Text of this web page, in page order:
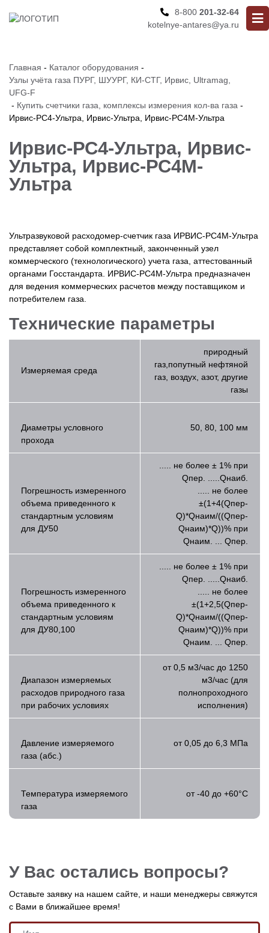
8-800 201-32-64
kotelnye-antares@ya.ru
Главная - Каталог оборудования -
Узлы учёта газа ПУРГ, ШУУРГ, КИ-СТГ, Ирвис, Ultramag,
UFG-F
- Купить счетчики газа, комплексы измерения кол-ва газа -
Ирвис-РС4-Ультра, Ирвис-Ультра, Ирвис-РС4М-Ультра
Ирвис-РС4-Ультра, Ирвис-
Ультра, Ирвис-РС4М-
Ультра
Ультразвуковой расходомер-счетчик газа ИРВИС-РС4М-Ультра
представляет собой комплектный, законченный узел
коммерческого (технологического) учета газа, аттестованный
органами Госстандарта. ИРВИС-РС4М-Ультра предназначен
для ведения коммерческих расчетов между поставщиком и
потребителем газа.
Технические параметры
Измеряемая среда
природный
газ,попутный нефтяной
газ, воздух, азот, другие
газы
Диаметры условного
прохода
50, 80, 100 мм
Погрешность измеренного
объема приведенного к
стандартным условиям
для ДУ50
..... не более ± 1% при
Qпер. .....Qнаиб.
..... не более
±(1+4(Qпер-
Q)*Qнаим/((Qпер-
Qнаим)*Q))% при
Qнаим. ... Qпер.
Погрешность измеренного
объема приведенного к
стандартным условиям
для ДУ80,100
..... не более ± 1% при
Qпер. .....Qнаиб.
..... не более
±(1+2,5(Qпер-
Q)*Qнаим/((Qпер-
Qнаим)*Q))% при
Qнаим. ... Qпер.
Диапазон измеряемых
расходов природного газа
при рабочих условиях
от 0,5 м3/час до 1250
м3/час (для
полнопроходного
исполнения)
Давление измеряемого
газа (абс.)
от 0,05 до 6,3 МПа
Температура измеряемого
газа
от -40 до +60°С
У Вас остались вопросы?
Оставьте заявку на нашем сайте, и наши менеджеры свяжутся
с Вами в ближайшее время!